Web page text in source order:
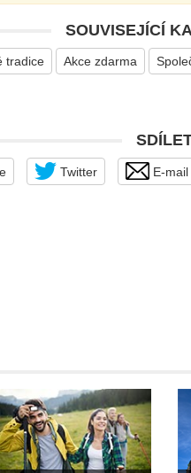
SOUVISEJÍCÍ
tradice Akce zdarma
Twitter E-mail